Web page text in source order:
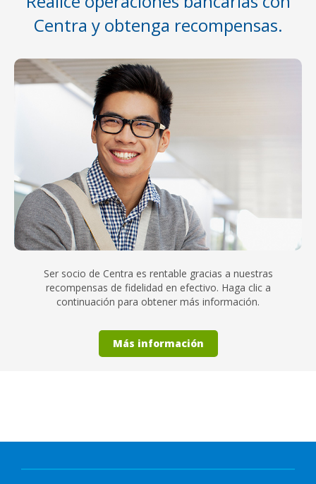
Centra y obtenga recompensas.
Ser socio de Centra es rentable gracias a nuestras
recompensas de fidelidad en efectivo. Haga clic a
continuación para obtener más información.
Más información